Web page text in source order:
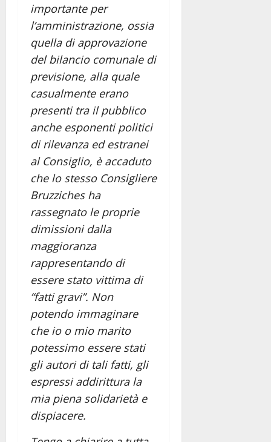
importante per
l’amministrazione, ossia
quella di approvazione
del bilancio comunale di
previsione, alla quale
casualmente erano
presenti tra il pubblico
anche esponenti politici
di rilevanza ed estranei
al Consiglio, è accaduto
che lo stesso Consigliere
Bruzziches ha
rassegnato le proprie
dimissioni dalla
maggioranza
rappresentando di
essere stato vittima di
“fatti gravi”. Non
potendo immaginare
che io o mio marito
potessimo essere stati
gli autori di tali fatti, gli
espressi addirittura la
mia piena solidarietà e
dispiacere.